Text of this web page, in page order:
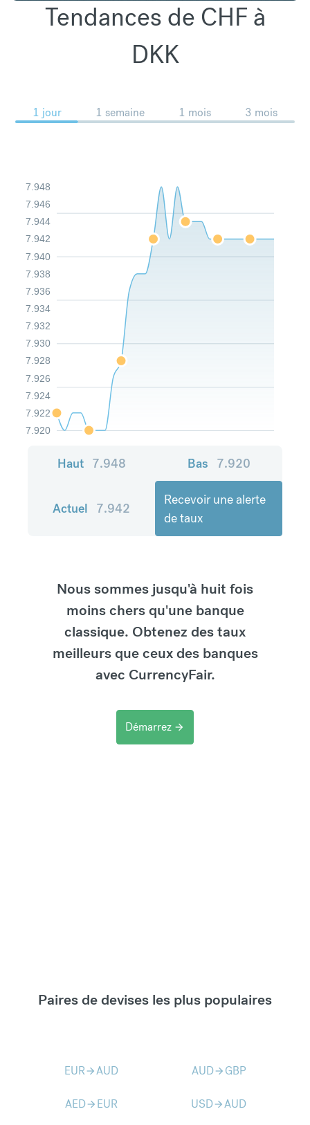
Tendances de CHF à
DKK
1 jour 1 semaine 1 mois 3 mois
7.920
7.922
7.924
7.926
7.928
7.930
7.932
7.934
7.936
7.938
7.940
7.942
7.944
7.946
7.948
Haut 7.948 Bas 7.920
Actuel 7.942
Recevoir une alerte
de taux
Nous sommes jusqu'à huit fois
moins chers qu'une banque
classique. Obtenez des taux
meilleurs que ceux des banques
avec CurrencyFair.
Démarrez arrow_forward
Paires de devises les plus populaires
EURarrow_forwardAUD AUDarrow_forward GBP
AEDarrow_forward EUR USDarrow_forwardAUD